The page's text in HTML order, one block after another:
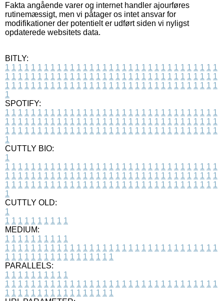
Fakta angående varer og internet handler ajourføres
rutinemæssigt, men vi påtager os intet ansvar for
modifikationer der potentielt er udført siden vi nyligst
opdaterede websitets data.
BITLY:
1 1 1 1 1 1 1 1 1 1 1 1 1 1 1 1 1 1 1 1 1 1 1 1 1 1 1 1 1 1 1 1 1
1 1 1 1 1 1 1 1 1 1 1 1 1 1 1 1 1 1 1 1 1 1 1 1 1 1 1 1 1 1 1 1 1
1 1 1 1 1 1 1 1 1 1 1 1 1 1 1 1 1 1 1 1 1 1 1 1 1 1 1 1 1 1 1 1 1
1
SPOTIFY:
1 1 1 1 1 1 1 1 1 1 1 1 1 1 1 1 1 1 1 1 1 1 1 1 1 1 1 1 1 1 1 1 1
1 1 1 1 1 1 1 1 1 1 1 1 1 1 1 1 1 1 1 1 1 1 1 1 1 1 1 1 1 1 1 1 1
1 1 1 1 1 1 1 1 1 1 1 1 1 1 1 1 1 1 1 1 1 1 1 1 1 1 1 1 1 1 1 1 1
1
CUTTLY BIO:
1
1 1 1 1 1 1 1 1 1 1 1 1 1 1 1 1 1 1 1 1 1 1 1 1 1 1 1 1 1 1 1 1 1
1 1 1 1 1 1 1 1 1 1 1 1 1 1 1 1 1 1 1 1 1 1 1 1 1 1 1 1 1 1 1 1 1
1 1 1 1 1 1 1 1 1 1 1 1 1 1 1 1 1 1 1 1 1 1 1 1 1 1 1 1 1 1 1 1 1
1
CUTTLY OLD:
1
1 1 1 1 1 1 1 1 1 1
MEDIUM:
1 1 1 1 1 1 1 1 1 1
1 1 1 1 1 1 1 1 1 1 1 1 1 1 1 1 1 1 1 1 1 1 1 1 1 1 1 1 1 1 1 1 1
1 1 1 1 1 1 1 1 1 1 1 1 1 1 1 1 1
PARALLELS:
1 1 1 1 1 1 1 1 1 1
1 1 1 1 1 1 1 1 1 1 1 1 1 1 1 1 1 1 1 1 1 1 1 1 1 1 1 1 1 1 1 1 1
1 1 1 1 1 1 1 1 1 1 1 1 1 1 1 1 1